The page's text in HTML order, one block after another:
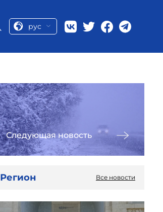
рус
Следующая новость
Регион Все новости